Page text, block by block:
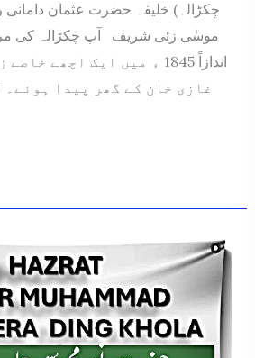
چکڑالہ) خلیفہ حضرت عثمان دامانی
موسٰی زئی شریف آپ چکڑالہ کی
اندازاً 1845 ء میں ایک
غازی خان کے گھر پیدا